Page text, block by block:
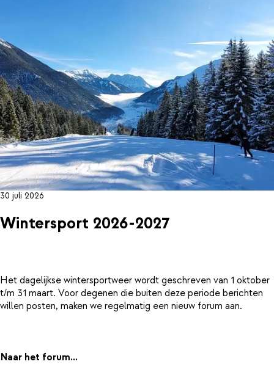
30 juli 2026
Wintersport 2026-2027
Het dagelijkse wintersportweer wordt geschreven van 1 oktober
t/m 31 maart. Voor degenen die buiten deze periode berichten
willen posten, maken we regelmatig een nieuw forum aan.
Naar het forum...